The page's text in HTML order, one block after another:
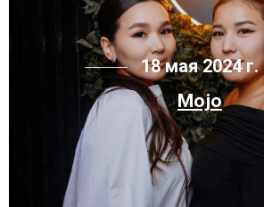
18 мая 2024 г.
Mojo